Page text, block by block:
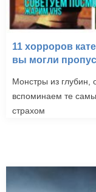
11 хорроров
вы могли
Монстры из
вспоминаем те
страхом